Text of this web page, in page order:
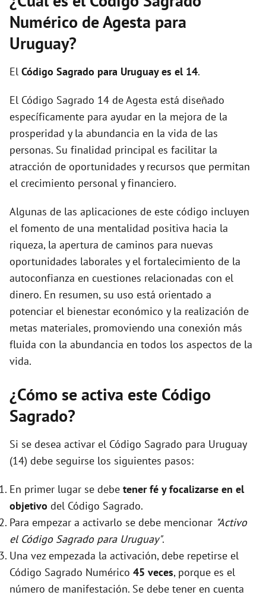
Numérico de Agesta para
Uruguay?
El Código Sagrado para Uruguay es el 14.
El Código Sagrado 14 de Agesta está diseñado
específicamente para ayudar en la mejora de la
prosperidad y la abundancia en la vida de las
personas. Su finalidad principal es facilitar la
atracción de oportunidades y recursos que permitan
el crecimiento personal y financiero.
Algunas de las aplicaciones de este código incluyen
el fomento de una mentalidad positiva hacia la
riqueza, la apertura de caminos para nuevas
oportunidades laborales y el fortalecimiento de la
autoconfianza en cuestiones relacionadas con el
dinero. En resumen, su uso está orientado a
potenciar el bienestar económico y la realización de
metas materiales, promoviendo una conexión más
fluida con la abundancia en todos los aspectos de la
vida.
¿Cómo se activa este Código
Sagrado?
Si se desea activar el Código Sagrado para Uruguay
(14) debe seguirse los siguientes pasos:
En primer lugar se debe tener fé y focalizarse en el
objetivo del Código Sagrado.
Para empezar a activarlo se debe mencionar "Activo
el Código Sagrado para Uruguay".
Una vez empezada la activación, debe repetirse el
Código Sagrado Numérico 45 veces, porque es el
número de manifestación. Se debe tener en cuenta